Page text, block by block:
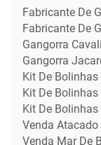
Fabricante De
Fabricante De
Gangorra
Gangorra
Kit De
Kit De
Kit De
Venda
Venda Mar De